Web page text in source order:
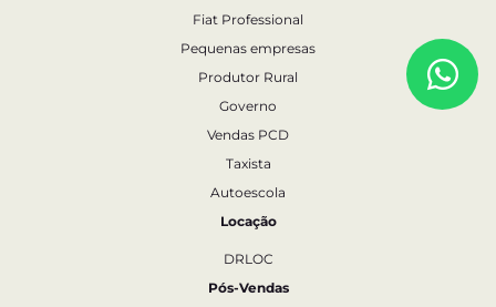
Fiat Professional
Pequenas empresas
Produtor Rural
Governo
Vendas PCD
Taxista
Autoescola
Locação
DRLOC
Pós-Vendas